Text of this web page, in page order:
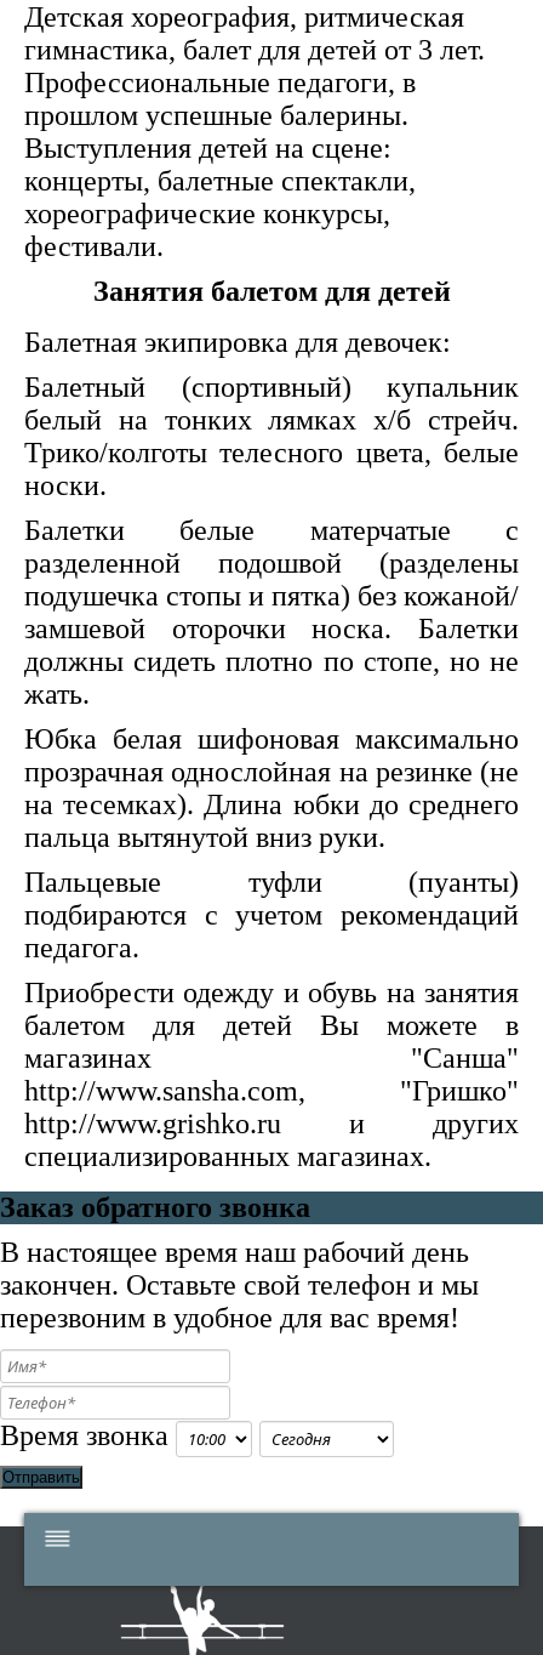
Детская хореография, ритмическая
гимнастика, балет для детей от 3 лет.
Профессиональные педагоги, в
прошлом успешные балерины.
Выступления детей на сцене:
концерты, балетные спектакли,
хореографические конкурсы,
фестивали.
Занятия балетом для детей
Балетная экипировка для девочек:
Балетный (спортивный) купальник
белый на тонких лямках х/б стрейч.
Трико/колготы телесного цвета, белые
носки.
Балетки белые матерчатые с
разделенной подошвой (разделены
подушечка стопы и пятка) без кожаной/
замшевой оторочки носка. Балетки
должны сидеть плотно по стопе, но не
жать.
Юбка белая шифоновая максимально
прозрачная однослойная на резинке (не
на тесемках). Длина юбки до среднего
пальца вытянутой вниз руки.
Пальцевые туфли (пуанты)
подбираются с учетом рекомендаций
педагога.
Приобрести одежду и обувь на занятия
балетом для детей Вы можете в
магазинах "Санша"
http://www.sansha.com, "Гришко"
http://www.grishko.ru и других
специализированных магазинах.
Заказ обратного звонка
В настоящее время наш рабочий день
закончен. Оставьте свой телефон и мы
перезвоним в удобное для вас время!
Время звонка
Отправить